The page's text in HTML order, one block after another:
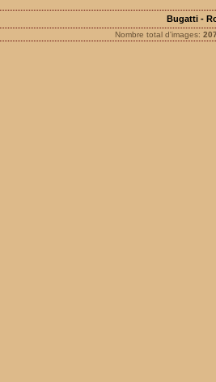
Bugatti -
Nombre total d'images: